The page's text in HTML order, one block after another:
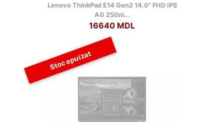
Lenovo ThinkPad E14 Gen2 14.0" FHD IPS
AG 250ni...
16640 MDL
Stoc epuizat